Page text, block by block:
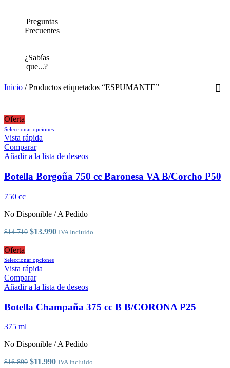
Preguntas
Frecuentes
¿Sabías
que...?
Inicio / Productos etiquetados “ESPUMANTE”
Oferta
Seleccionar opcionesEste
múltiples
Las
opciones
elegir
la
producto
Vista rápida
Comparar
Añadir a la lista de deseos
Botella Borgoña 750 cc Baronesa VA B/Corcho P50
750 cc
No Disponible / A Pedido
$14.710 El
era:
$14.710.
$13.990El
IVA Incluido
Oferta
Seleccionar opcionesEste
múltiples
Las
opciones
elegir
la
Vista rápida
Comparar
Añadir a la lista de deseos
Botella Champaña 375 cc B B/CORONA P25
375 ml
No Disponible / A Pedido
$16.890 El
$11.990El
IVA Incluido